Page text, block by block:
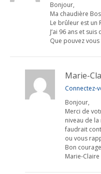
Bonjour,
Ma chaudière
Le brûleur est un
J’ai 96 ans et
Que pouvez vous
Marie-
Connectez-
Bonjour,
Merci de
niveau de
faudrait
ou vous
Bon
Marie-Claire